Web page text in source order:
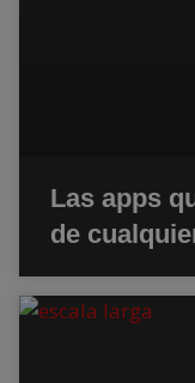
Las apps
de